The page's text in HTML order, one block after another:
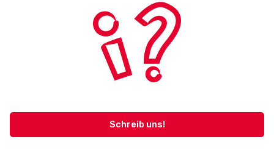
Schreib uns!